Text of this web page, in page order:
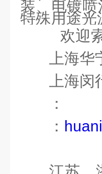
装、电镀
特殊用途光
欢迎
上海
上海
：
：